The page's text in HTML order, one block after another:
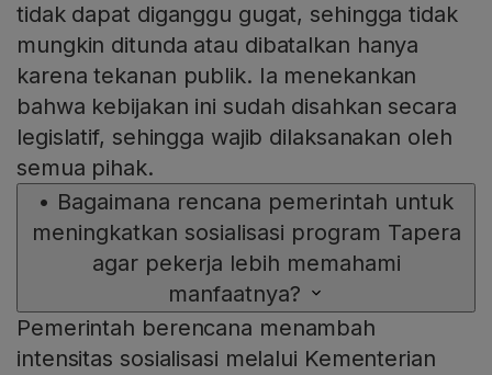
tidak dapat diganggu gugat, sehingga tidak
mungkin ditunda atau dibatalkan hanya
karena tekanan publik. Ia menekankan
bahwa kebijakan ini sudah disahkan secara
legislatif, sehingga wajib dilaksanakan oleh
semua pihak.
• Bagaimana rencana pemerintah untuk
meningkatkan sosialisasi program Tapera
agar pekerja lebih memahami
manfaatnya?
Pemerintah berencana menambah
intensitas sosialisasi melalui Kementerian